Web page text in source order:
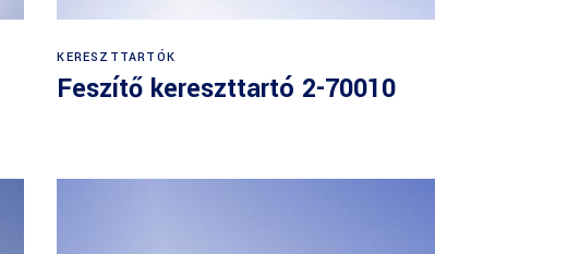
KERESZTTARTÓK
Feszítő kereszttartó 2-70010